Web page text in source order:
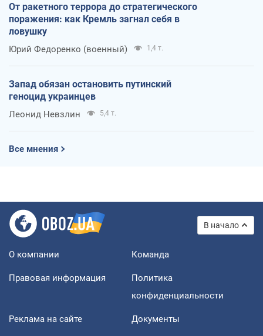
От ракетного террора до стратегического
поражения: как Кремль загнал себя в
ловушку
Юрий Федоренко (военный) 1,4 т.
Запад обязан остановить путинский
геноцид украинцев
Леонид Невзлин 5,4 т.
Все мнения
В начало
О компании Команда
Правовая информация
Политика
конфиденциальности
Реклама на сайте Документы